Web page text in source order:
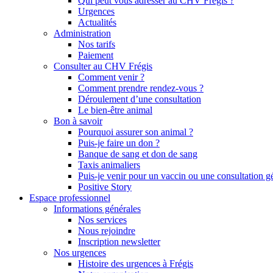
Urgences
Actualités
Administration
Nos tarifs
Paiement
Consulter au CHV Frégis
Comment venir ?
Comment prendre rendez-vous ?
Déroulement d’une consultation
Le bien-être animal
Bon à savoir
Pourquoi assurer son animal ?
Puis-je faire un don ?
Banque de sang et don de sang
Taxis animaliers
Puis-je venir pour un vaccin ou une consultation
Positive Story
Espace professionnel
Informations générales
Nos services
Nous rejoindre
Inscription newsletter
Nos urgences
Histoire des urgences à Frégis